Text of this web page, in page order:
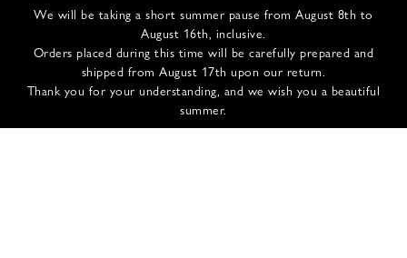
We will be taking a short summer pause from August 8th to
August 16th, inclusive.
Orders placed during this time will be carefully prepared and
shipped from August 17th upon our return.
Thank you for your understanding, and we wish you a beautiful
summer.
INFOS
NOUS CONTACTER
EXPÉDITION ET RETOURS